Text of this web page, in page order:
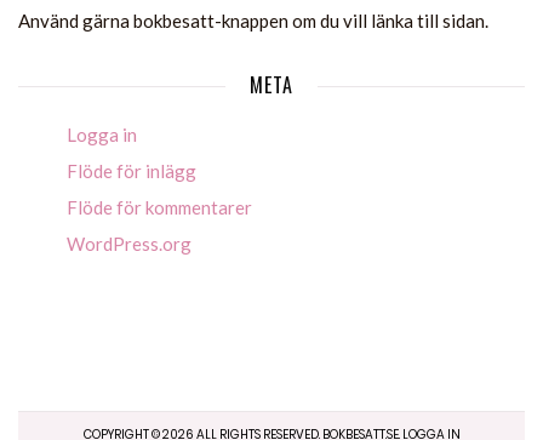
Använd gärna bokbesatt-knappen om du vill länka till sidan.
META
Logga in
Flöde för inlägg
Flöde för kommentarer
WordPress.org
COPYRIGHT ©2026 ALL RIGHTS RESERVED. BOKBESATT.SE. LOGGA IN